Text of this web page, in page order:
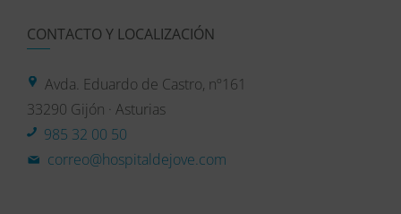
CONTACTO Y LOCALIZACIÓN
Avda. Eduardo de Castro, nº161
33290 Gijón · Asturias
985 32 00 50
correo@hospitaldejove.com